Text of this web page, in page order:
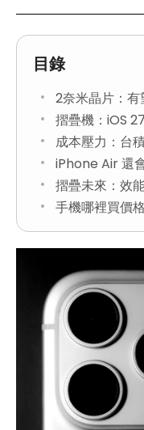
目錄
2奈米晶片：
摺疊機：iOS
成本壓力：台
iPhone Air 還
摺疊未來：效
手機哪裡買價